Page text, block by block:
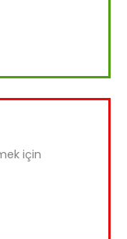
için